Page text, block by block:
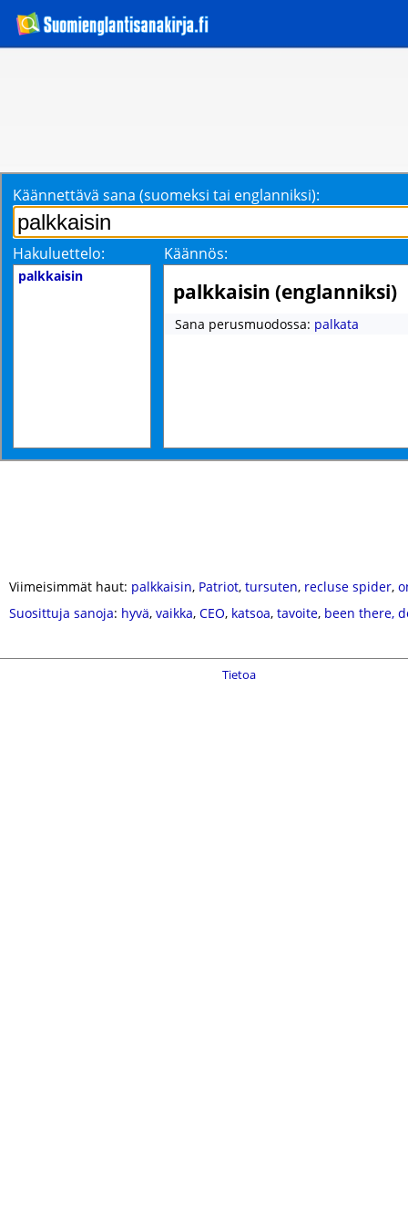
Käännettävä sana (suomeksi tai englanniksi):
Hakuluettelo: Käännös:
palkkaisin
palkkaisin (englanniksi)
Sana perusmuodossa: palkata
Viimeisimmät haut: palkkaisin, Patriot, tursuten, recluse spider,
Suosittuja sanoja: hyvä, vaikka, CEO, katsoa, tavoite, been there,
Tietoa